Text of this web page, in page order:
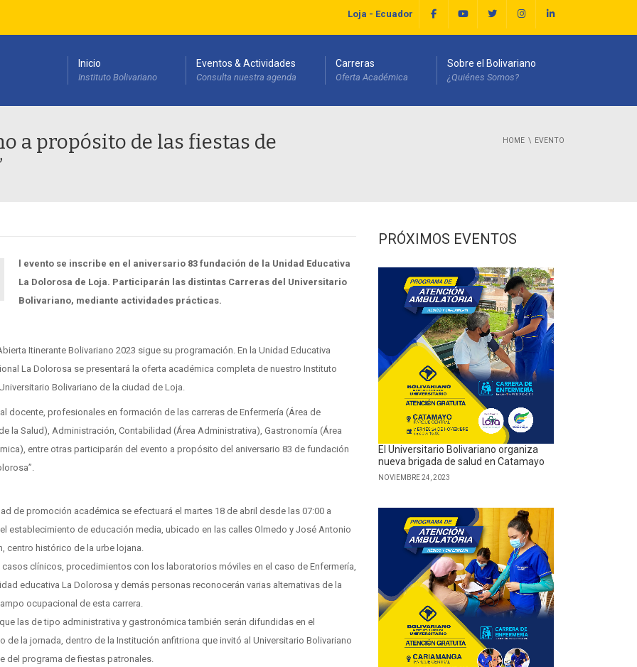
Loja - Ecuador
Inicio
Instituto Bolivariano
Eventos & Actividades
Consulta nuestra agenda
Carreras
Oferta Académica
Sobre el Bolivariano
¿Quiénes Somos?
a propósito de las fiestas de
HOME EVENTO
l evento se inscribe en el aniversario 83 fundación de la Unidad Educativa
La Dolorosa de Loja. Participarán las distintas Carreras del Universitario
Bolivariano, mediante actividades prácticas.
Itinerante Bolivariano 2023 sigue su programación. En la Unidad Educativa
La Dolorosa se presentará la oferta académica completa de nuestro Instituto
Bolivariano de la ciudad de Loja.
docente, profesionales en formación de las carreras de Enfermería (Área de
la Salud), Administración, Contabilidad (Área Administrativa), Gastronomía (Área
entre otras participarán del evento a propósito del aniversario 83 de fundación
de promoción académica se efectuará el martes 18 de abril desde las 07:00 a
el establecimiento de educación media, ubicado en las calles Olmedo y José Antonio
centro histórico de la urbe lojana.
casos clínicos, procedimientos con los laboratorios móviles en el caso de Enfermería,
educativa La Dolorosa y demás personas reconocerán varias alternativas de la
ocupacional de esta carrera.
las de tipo administrativa y gastronómica también serán difundidas en el
de la jornada, dentro de la Institución anfitriona que invitó al Universitario Bolivariano
del programa de fiestas patronales.
PRÓXIMOS EVENTOS
El Universitario Bolivariano organiza
nueva brigada de salud en Catamayo
NOVIEMBRE 24, 2023